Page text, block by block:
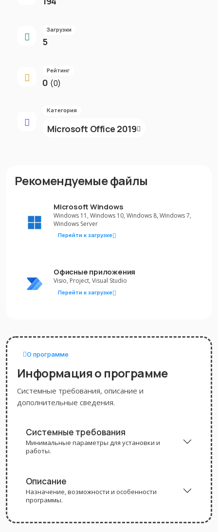
Загрузки
5
Рейтинг
0 (0)
Категория
Microsoft Office 2019
Рекомендуемые файлы
Microsoft Windows
Windows 11, Windows 10, Windows 8, Windows 7,
Windows Server
Перейти к загрузке
Офисные приложения
Visio, Project, Visual Studio
Перейти к загрузке
О программе
Информация о программе
Системные требования, описание и
дополнительные сведения.
Системные требования
Минимальные параметры для установки и
работы.
Описание
Назначение, возможности и особенности
программы.